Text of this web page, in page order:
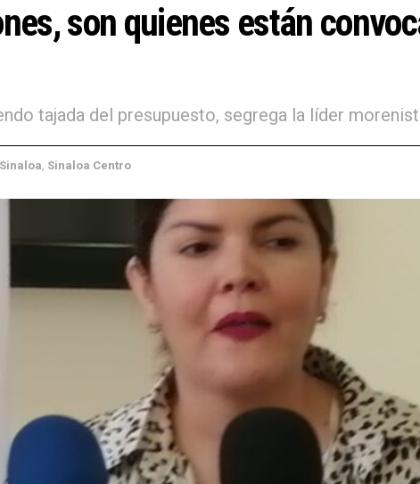
son quienes están
tajada del presupuesto, segrega la líder
Sinaloa, Sinaloa Centro